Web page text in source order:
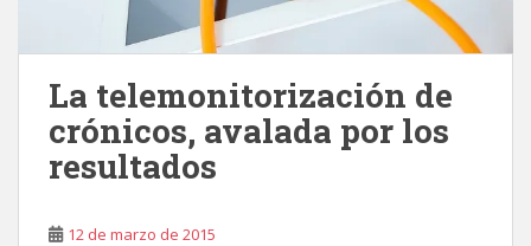
La telemonitorización de
crónicos, avalada por los
resultados
12 de marzo de 2015